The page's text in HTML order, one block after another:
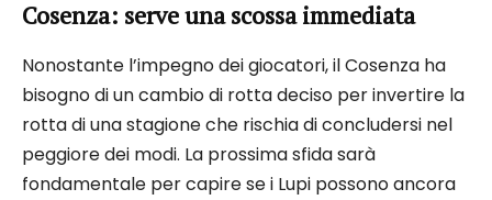
Cosenza: serve una scossa immediata
Nonostante l’impegno dei giocatori, il Cosenza ha
bisogno di un cambio di rotta deciso per invertire la
rotta di una stagione che rischia di concludersi nel
peggiore dei modi. La prossima sfida sarà
fondamentale per capire se i Lupi possono ancora